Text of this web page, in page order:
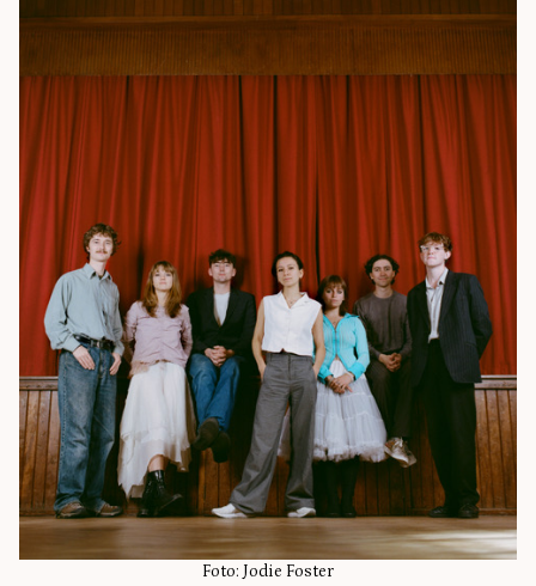
Foto: Jodie Foster